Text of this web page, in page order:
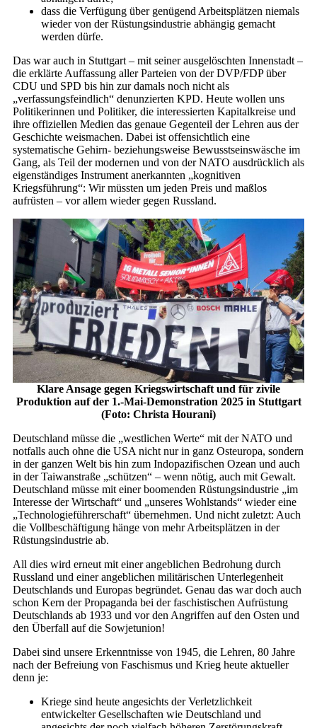
dass die Verfügung über genügend Arbeitsplätzen niemals
wieder von der Rüstungsindustrie abhängig gemacht
werden dürfe.
Das war auch in Stuttgart – mit seiner ausgelöschten Innenstadt –
die erklärte Auffassung aller Parteien von der DVP/FDP über
CDU und SPD bis hin zur damals noch nicht als
„verfassungsfeindlich“ denunzierten KPD. Heute wollen uns
Politikerinnen und Politiker, die interessierten Kapitalkreise und
ihre offiziellen Medien das genaue Gegenteil der Lehren aus der
Geschichte weismachen. Dabei ist offensichtlich eine
systematische Gehirn- beziehungsweise Bewusstseinswäsche im
Gang, als Teil der modernen und von der NATO ausdrücklich als
eigenständiges Instrument anerkannten „kognitiven
Kriegsführung“: Wir müssten um jeden Preis und maßlos
aufrüsten – vor allem wieder gegen Russland.
Klare Ansage gegen Kriegswirtschaft und für zivile
Produktion auf der 1.-Mai-Demonstration 2025 in Stuttgart
(Foto: Christa Hourani)
Deutschland müsse die „westlichen Werte“ mit der NATO und
notfalls auch ohne die USA nicht nur in ganz Osteuropa, sondern
in der ganzen Welt bis hin zum Indopazifischen Ozean und auch
in der Taiwanstraße „schützen“ – wenn nötig, auch mit Gewalt.
Deutschland müsse mit einer boomenden Rüstungsindustrie „im
Inte­resse der Wirtschaft“ und „unseres Wohlstands“ wieder eine
„Technologieführerschaft“ übernehmen. Und nicht zuletzt: Auch
die Vollbeschäftigung hänge von mehr Arbeitsplätzen in der
Rüstungsindustrie ab.
All dies wird erneut mit einer angeblichen Bedrohung durch
Russland und einer angeblichen militärischen Unterlegenheit
Deutschlands und Europas begründet. Genau das war doch auch
schon Kern der Propaganda bei der faschistischen Aufrüstung
Deutschlands ab 1933 und vor den Angriffen auf den Osten und
den Überfall auf die So­wjet­union!
Dabei sind unsere Erkenntnisse von 1945, die Lehren, 80 Jahre
nach der Befreiung von Faschismus und Krieg heute aktueller
denn je:
Kriege sind heute angesichts der Verletzlichkeit
entwickelter Gesellschaften wie Deutschland und